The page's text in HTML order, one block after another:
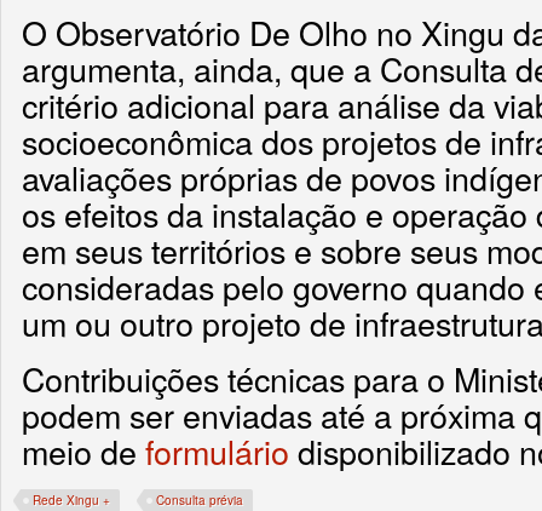
O Observatório De Olho no Xingu
argumenta, ainda, que a Consulta
critério adicional para análise da
socioeconômica dos projetos de
avaliações próprias de povos
os efeitos da instalação e
em seus territórios e sobre seus
consideradas pelo governo quando
um ou outro projeto de
Contribuições técnicas para o
podem ser enviadas até a próxima
meio de formulário disponibilizado
Rede Xingu + Consulta prévia